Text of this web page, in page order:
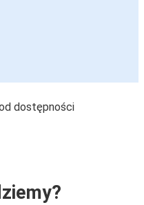
dostępności